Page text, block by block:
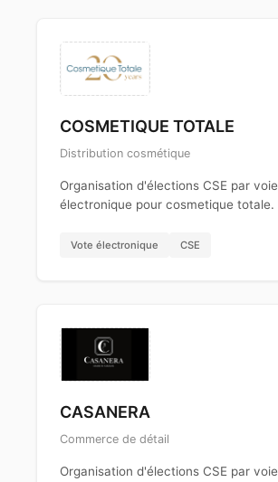
COSMETIQUE TOTALE
Distribution cosmétique
Organisation d'élections CSE par voie
électronique pour cosmetique totale.
Vote électronique CSE
CASANERA
Commerce de détail
Organisation d'élections CSE par voie